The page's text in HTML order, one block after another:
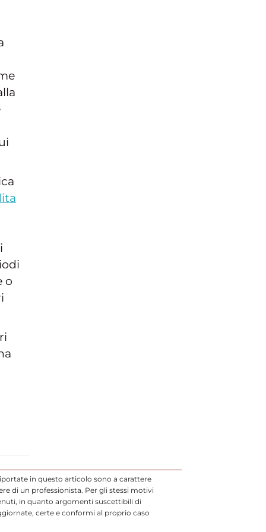
o
in questo articolo sono a carattere
di un professionista. Per gli stessi motivi
in quanto argomenti suscettibili di
certe e conformi al proprio caso